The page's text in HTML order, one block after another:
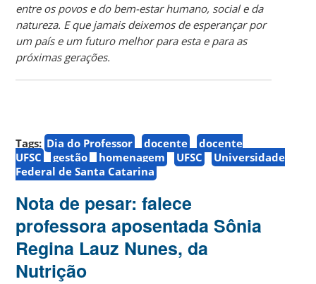
entre os povos e do bem-estar humano, social e da
natureza. E que jamais deixemos de esperançar por
um país e um futuro melhor para esta e para as
próximas gerações.
Tags: Dia do Professor docente
docente
UFSC
gestão homenagem UFSC
Universidade
Federal de Santa Catarina
Nota de pesar: falece
professora aposentada Sônia
Regina Lauz Nunes, da
Nutrição